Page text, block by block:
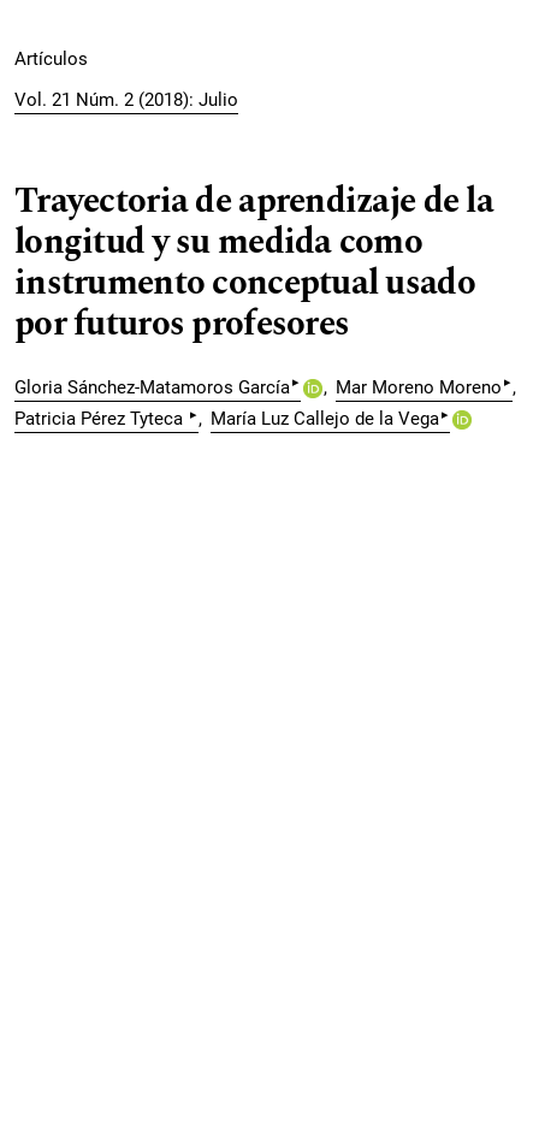
Artículos
Vol. 21 Núm. 2 (2018): Julio
Trayectoria de aprendizaje de la
longitud y su medida como
instrumento conceptual usado
por futuros profesores
Gloria Sánchez-Matamoros García▸ Mar Moreno Moreno ▸
Patricia Pérez Tyteca ▸ María Luz Callejo de la Vega▸